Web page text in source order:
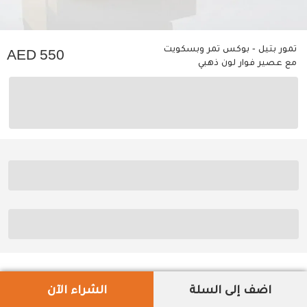
تمور بتيل - بوكس تمر وبسكويت
مع عصير فوار لون ذهبي
550
اضف إلى السلة الشراء الآن